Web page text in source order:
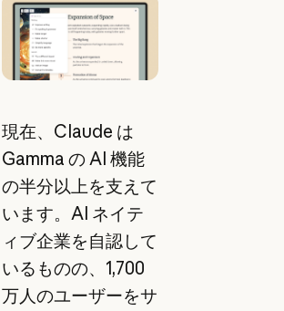
現在、Claude は
Gamma の AI 機能
の半分以上を支えて
います。AI ネイテ
ィブ企業を自認して
いるものの、1,700
万人のユーザーをサ